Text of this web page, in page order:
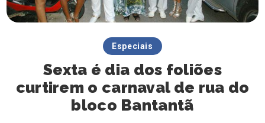
Especiais
Sexta é dia dos foliões
curtirem o carnaval de rua do
bloco Bantantã